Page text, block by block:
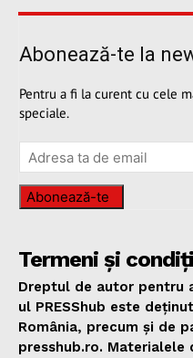
Abonează-te la
Pentru a fi la curent cu cele
speciale.
Abonează-te
Termeni și
Dreptul de autor pentru
ul PRESShub este
România, precum și de
presshub.ro.